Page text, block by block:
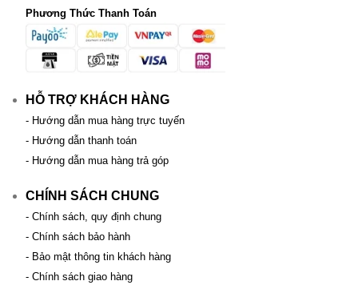
Phương Thức Thanh Toán
HỖ TRỢ KHÁCH HÀNG
- Hướng dẫn mua hàng trực tuyến
- Hướng dẫn thanh toán
- Hướng dẫn mua hàng trả góp
CHÍNH SÁCH CHUNG
- Chính sách, quy định chung
- Chính sách bảo hành
- Bảo mật thông tin khách hàng
- Chính sách giao hàng